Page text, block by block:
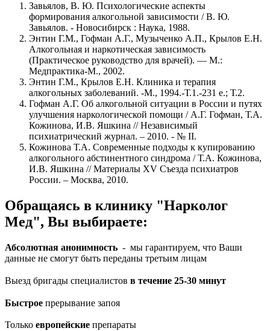
Завьялов, В. Ю. Психологические аспекты
формирования алкогольной зависимости / В. Ю.
Завьялов. - Новосибирск : Наука, 1988.
Энтин Г.М., Гофман А.Г., Музыченко А.П., Крылов Е.Н.
Алкогольная и наркотическая зависимость
(Практическое руководство для врачей). — М.:
Медпрактика-М., 2002.
Энтин Г.М., Крылов Е.Н. Клиника и терапия
алкогольных заболеваний. -М., 1994.-Т.1.-231 е.; Т.2.
Гофман А.Г. Об алкогольной ситуации в России и путях
улучшения наркологической помощи / А.Г. Гофман, Т.А.
Кожинова, И.В. Яшкина // Независимый
психиатрический журнал. – 2010. - № II.
Кожинова Т.А. Современные подходы к купированию
алкогольного абстинентного синдрома / Т.А. Кожинова,
И.В. Яшкина // Материалы XV Съезда психиатров
России. – Москва, 2010.
Обращаясь в клинику "Нарколог
Мед", Вы выбираете:
Абсолютная анонимность - мы гарантируем, что Ваши
данные не смогут быть переданы третьим лицам
Выезд бригады специалистов в течение 25-30 минут
Быстрое прерывание запоя
Только европейские препараты